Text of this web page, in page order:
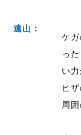
遠山：
ケ
っ
い
ヒ
周